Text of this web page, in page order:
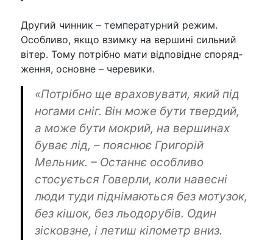
Другий чинник – температурний режим.
Особливо, якщо взимку на вершині сильний
вітер. Тому потрібно мати відповідне споряд­
ження, основне – черевики.
«Потрібно ще враховувати, який під
ногами сніг. Він може бути твердий,
а може бути мокрий, на вершинах
буває лід, – пояснює Григорій
Мельник. – Останнє особливо
стосується Говерли, коли навесні
люди туди піднімаються без мотузок,
без кішок, без льодорубів. Один
зісковзне, і летиш кілометр вниз.